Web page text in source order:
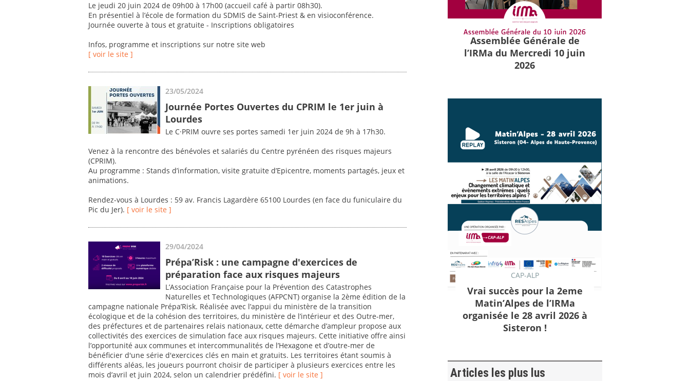
Le jeudi 20 juin 2024 de 09h00 à 17h00 (accueil café à partir 08h30).
En présentiel à l’école de formation du SDMIS de Saint-Priest & en visioconférence.
Journée ouverte à tous et gratuite - Inscriptions obligatoires
Infos, programme et inscriptions sur notre site web
[ voir le site ]
23/05/2024
Journée Portes Ouvertes du CPRIM le 1er juin à
Lourdes
Le C·PRIM ouvre ses portes samedi 1er juin 2024 de 9h à 17h30.
Venez à la rencontre des bénévoles et salariés du Centre pyrénéen des risques majeurs
(CPRIM).
Au programme : Stands d’information, visite gratuite d’Epicentre, moments partagés, jeux et
animations.
Rendez-vous à Lourdes : 59 av. Francis Lagardère 65100 Lourdes (en face du funiculaire du
Pic du Jer). [ voir le site ]
29/04/2024
Prépa’Risk : une campagne d'exercices de
préparation face aux risques majeurs
L’Association Française pour la Prévention des Catastrophes
Naturelles et Technologiques (AFPCNT) organise la 2ème édition de la
campagne nationale Prépa’Risk. Réalisée avec l’appui du ministère de la transition
écologique et de la cohésion des territoires, du ministère de l’intérieur et des Outre-mer,
des préfectures et de partenaires relais nationaux, cette démarche d’ampleur propose aux
collectivités des exercices de simulation face aux risques majeurs. Cette initiative offre ainsi
l’opportunité aux communes et intercommunalités de l’Hexagone et d’outre-mer de
bénéficier d'une série d'exercices clés en main et gratuits. Les territoires étant soumis à
différents aléas, les joueurs pourront choisir de participer à plusieurs exercices entre les
mois d’avril et juin 2024, selon un calendrier prédéfini. [ voir le site ]
Assemblée Générale de
l’IRMa du Mercredi 10 juin
2026
CAP-ALP
Vrai succès pour la 2eme
Matin’Alpes de l’IRMa
organisée le 28 avril 2026 à
Sisteron !
Articles les plus lus